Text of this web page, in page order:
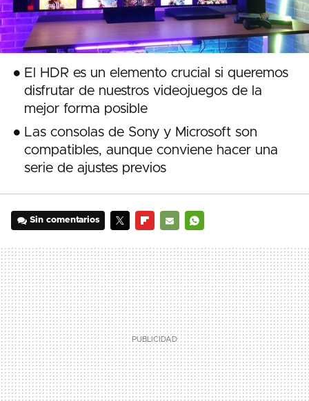
El HDR es un elemento crucial si queremos
disfrutar de nuestros videojuegos de la
mejor forma posible
Las consolas de Sony y Microsoft son
compatibles, aunque conviene hacer una
serie de ajustes previos
Sin comentarios
MAIL